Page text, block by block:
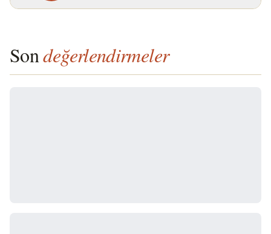
Sondeğerlendirmeler